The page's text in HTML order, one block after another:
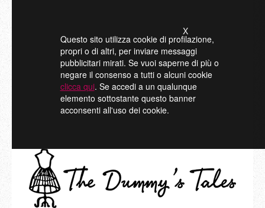
Questo sito utilizza cookie di profilazione,
propri o di altri, per inviare messaggi
pubblicitari mirati. Se vuoi saperne di più o
negare il consenso a tutti o alcuni cookie
clicca qui. Se accedi a un qualunque
elemento sottostante questo banner
acconsenti all'uso dei cookie.
X